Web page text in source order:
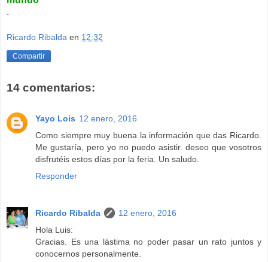
.
Ricardo Ribalda en 12:32
Compartir
14 comentarios:
Yayo Lois 12 enero, 2016
Como siempre muy buena la información que das Ricardo.
Me gustaría, pero yo no puedo asistir. deseo que vosotros
disfrutéis estos días por la feria. Un saludo.
Responder
Ricardo Ribalda
12 enero, 2016
Hola Luis:
Gracias. Es una lástima no poder pasar un rato juntos y
conocernos personalmente.